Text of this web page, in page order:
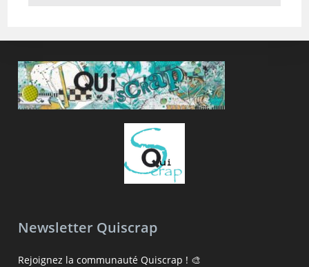
Newsletter Quiscrap
Rejoignez la communauté Quiscrap ! 🎨